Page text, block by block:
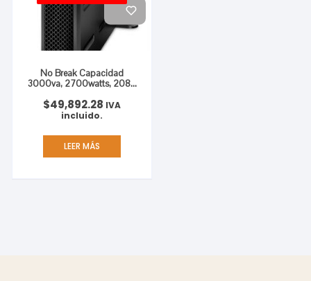
No Break Capacidad
3000va, 2700watts, 208v,
$49,892.28 IVA
incluido.
LEER MÁS